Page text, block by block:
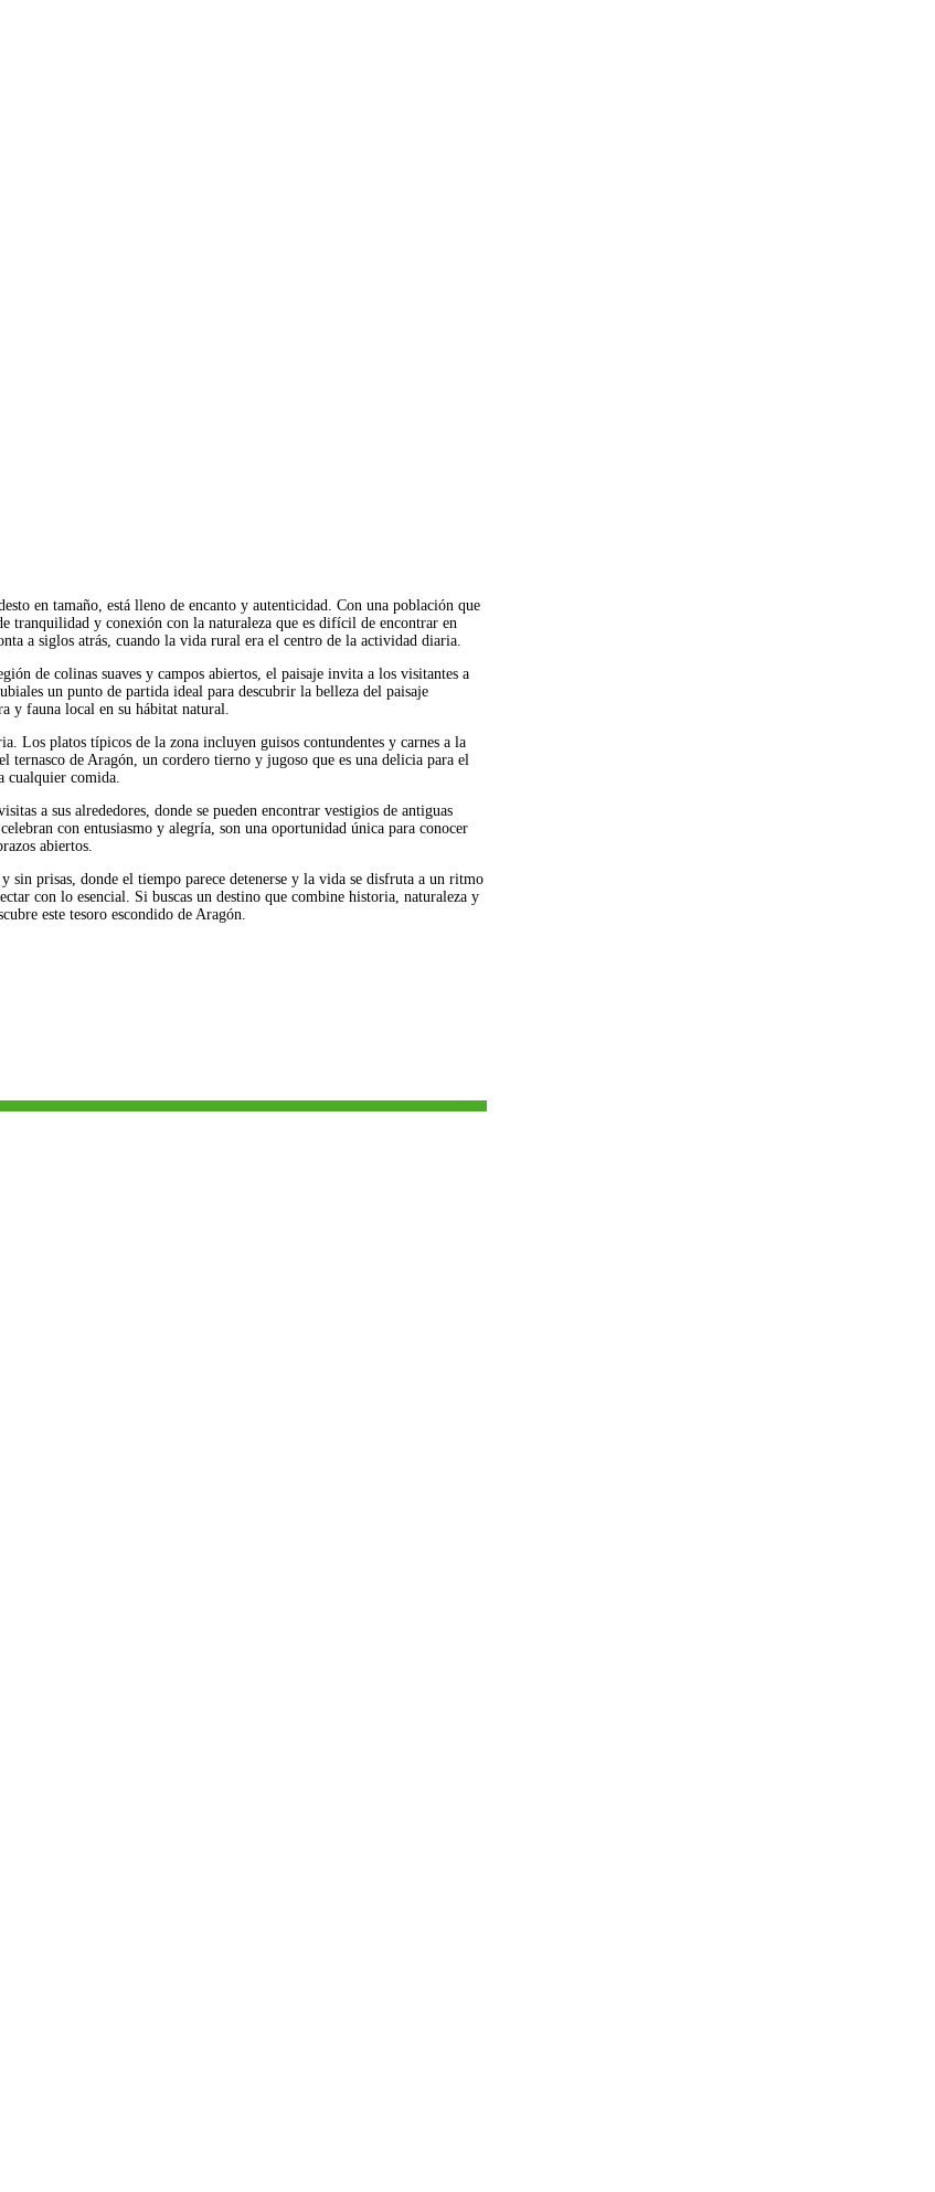
en tamaño, está lleno de encanto y autenticidad. Con una población que
tranquilidad y conexión con la naturaleza que es difícil de encontrar en
a siglos atrás, cuando la vida rural era el centro de la actividad diaria.
de colinas suaves y campos abiertos, el paisaje invita a los visitantes a
un punto de partida ideal para descubrir la belleza del paisaje
y fauna local en su hábitat natural.
Los platos típicos de la zona incluyen guisos contundentes y carnes a la
ternasco de Aragón, un cordero tierno y jugoso que es una delicia para el
cualquier comida.
a sus alrededores, donde se pueden encontrar vestigios de antiguas
con entusiasmo y alegría, son una oportunidad única para conocer
abiertos.
sin prisas, donde el tiempo parece detenerse y la vida se disfruta a un ritmo
con lo esencial. Si buscas un destino que combine historia, naturaleza y
este tesoro escondido de Aragón.